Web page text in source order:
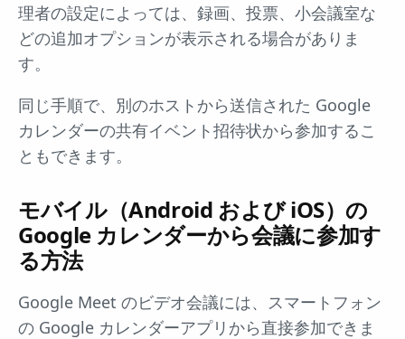
理者の設定によっては、録画、投票、小会議室な
どの追加オプションが表示される場合がありま
す。
同じ手順で、別のホストから送信された Google
カレンダーの共有イベント招待状から参加するこ
ともできます。
モバイル（Android および iOS）の
Google カレンダーから会議に参加す
る方法
Google Meet のビデオ会議には、スマートフォン
の Google カレンダーアプリから直接参加できま